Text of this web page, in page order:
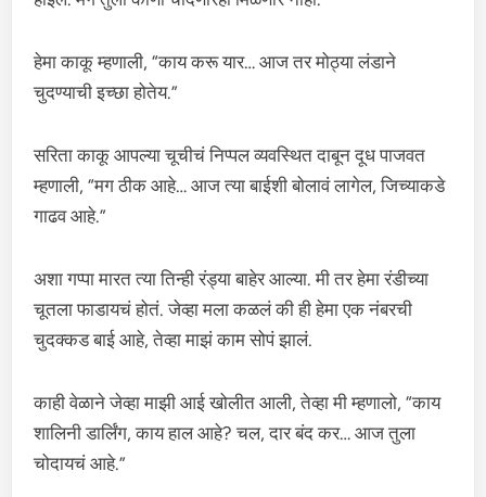
हेमा काकू म्हणाली, “काय करू यार… आज तर मोठ्या लंडाने
चुदण्याची इच्छा होतेय.”
सरिता काकू आपल्या चूचीचं निप्पल व्यवस्थित दाबून दूध पाजवत
म्हणाली, “मग ठीक आहे… आज त्या बाईशी बोलावं लागेल, जिच्याकडे
गाढव आहे.”
अशा गप्पा मारत त्या तिन्ही रंड्या बाहेर आल्या. मी तर हेमा रंडीच्या
चूतला फाडायचं होतं. जेव्हा मला कळलं की ही हेमा एक नंबरची
चुदक्कड बाई आहे, तेव्हा माझं काम सोपं झालं.
काही वेळाने जेव्हा माझी आई खोलीत आली, तेव्हा मी म्हणालो, “काय
शालिनी डार्लिंग, काय हाल आहे? चल, दार बंद कर… आज तुला
चोदायचं आहे.”